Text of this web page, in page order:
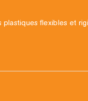
plastiques flexibles et